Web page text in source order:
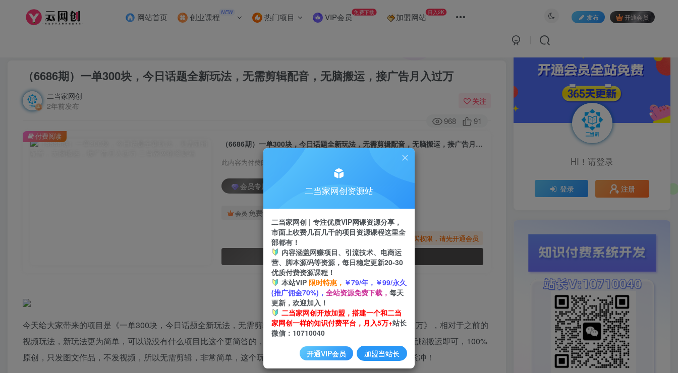
网站首页 创业课程 NEW 热门项目 VIP会员 免费下载 加盟网站 日入2K
发布 开通会员
（6686期）一单300块，今日话题全新玩法，无需剪辑配音，无脑搬运，接广告月入过万
二当家网创
2年前发布
关注
968 91
（6686期）一单300块，今日话题全新玩法，无需剪辑配音，无脑搬运，接广告月入过万
此内容为付费阅读，请付费后查看
会员专属资源
会员 免费
您暂无购买权限，请先开通会员
开通会员
付费阅读
今天给大家带来的项目是《一单300块，今日话题全新玩法，无需剪辑配音，无脑搬运，一部手机接广告月入过万》，相对于之前的
视频玩法，新玩法更为简单，可以说没有什么项目比这个更简答的，无脑搬运即可，一天投入半小时就足够，无脑搬运即可，100%
原创，只发图文作品，不发视频，所以无需剪辑，非常简单，这个玩法也是刚放出来，好项目要抓住机会，赶紧冲！
HI！请登录
登录 注册
二当家网创资源站
二当家网创 | 专注优质VIP网课资源分享，
市面上收费几百几千的项目资源课程这里全
部都有！
内容涵盖网赚项目、引流技术、电商运
营、脚本源码等资源，每日稳定更新20-30
优质付费资源课程！
本站VIP 限时特惠， ￥79/年，￥99/永久
(推广佣金70%)， 全站资源免费下载， 每天
更新，欢迎加入！
二当家网创开放加盟，搭建一个和二当
家网创一样的知识付费平台，月入5万+站长
微信：10710040
开通VIP会员 加盟当站长